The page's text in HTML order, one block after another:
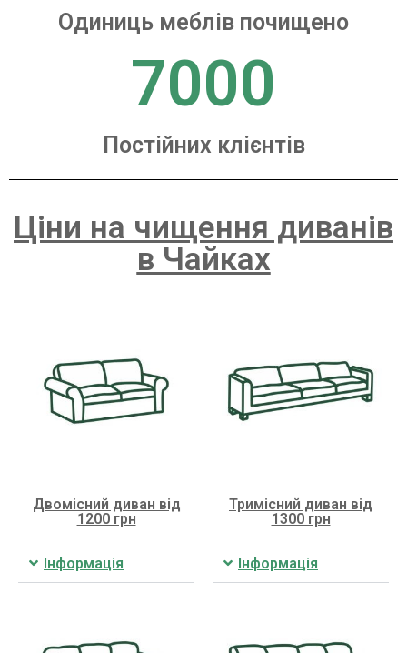
Одиниць меблів почищено
7000
Постійних клієнтів
Ціни на чищення диванів
в Чайках
Двомісний диван від
1200 грн
Інформація
Тримісний диван від
1300 грн
Інформація